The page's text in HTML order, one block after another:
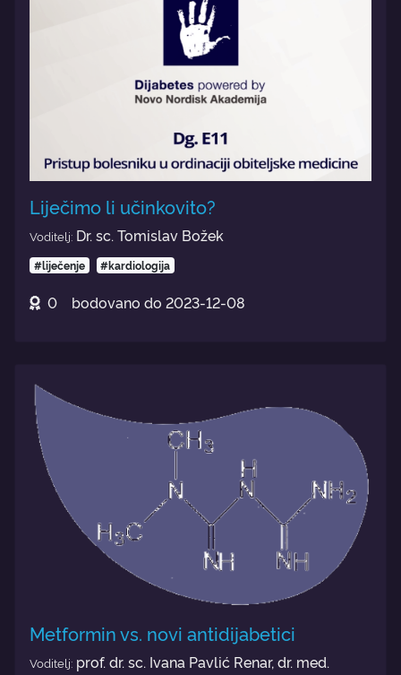
Liječimo li učinkovito?
Voditelj: Dr. sc. Tomislav Božek
#liječenje #kardiologija
0 bodovano do 2023-12-08
Metformin vs. novi antidijabetici
Voditelj: prof. dr. sc. Ivana Pavlić Renar, dr. med.